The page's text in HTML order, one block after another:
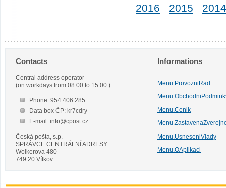
2016
2015 2014
Contacts
Central address operator
(on workdays from 08.00 to 15.00.)
Phone: 954 406 285
Data box ČP: kr7cdry
E-mail: info@cpost.cz
Česká pošta, s.p.
SPRÁVCE CENTRÁLNÍ ADRESY
Wolkerova 480
749 20 Vítkov
Informations
Menu.ProvozniRad
Menu.Cenik
Menu.UsneseniVlady
Menu.OAplikaci